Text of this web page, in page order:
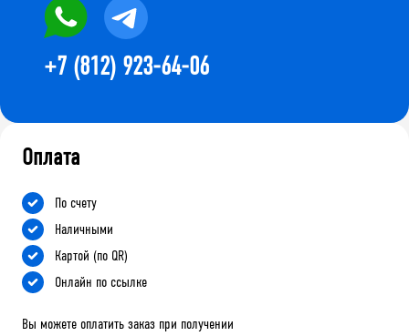
+7 (812) 923-64-06
Оплата
По счету
Наличными
Картой (по QR)
Онлайн по ссылке
Вы можете оплатить заказ при получении